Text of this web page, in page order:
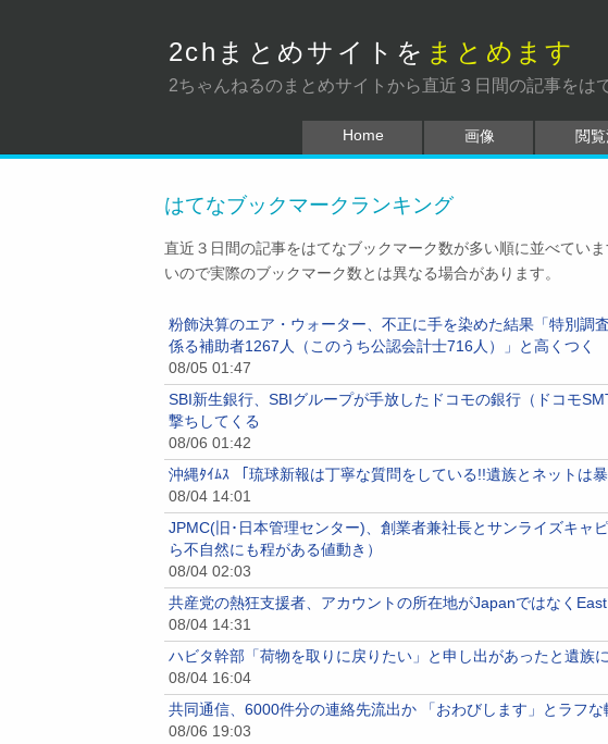
2chまとめサイトを まとめます
2ちゃんねるのまとめサイトから直近３日間の記事を
Home 画像 閲
はてなブックマークランキング
直近３日間の記事をはてなブックマーク数が多い順に並べてい
いので実際のブックマーク数とは異なる場合があります。
粉飾決算のエア・ウォーター、不正に手を染めた結果「特別調
係る補助者1267人（このうち公認会計士716人）」と高くつく
08/05 01:47
SBI新生銀行、SBIグループが手放したドコモの銀行（ドコモ
撃ちしてくる
08/06 01:42
沖縄ﾀｲﾑｽ 「琉球新報は丁寧な質問をしている!!遺族とネットは
08/04 14:01
JPMC(旧･日本管理センター)、創業者兼社長とサンライズキャ
ら不自然にも程がある値動き）
08/04 02:03
共産党の熱狂支援者、アカウントの所在地がJapanではなく
08/04 14:31
ハビタ幹部「荷物を取りに戻りたい」と申し出があったと遺族
08/04 16:04
共同通信、6000件分の連絡先流出か 「おわびします」とラフ
08/06 19:03